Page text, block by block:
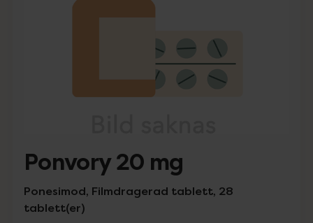
Ponvory 20 mg
Ponesimod, Filmdragerad tablett, 28
tablett(er)